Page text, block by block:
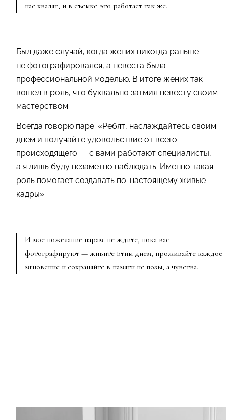
нас хвалят, и в съемке это работает так же.
Был даже случай, когда жених никогда раньше
не фотографировался, а невеста была
профессиональной моделью. В итоге жених так
вошел в роль, что буквально затмил невесту своим
мастерством.
Всегда говорю паре: «Ребят, наслаждайтесь своим
днем и получайте удовольствие от всего
происходящего — с вами работают специалисты,
а я лишь буду незаметно наблюдать. Именно такая
роль помогает создавать по-настоящему живые
кадры».
И мое пожелание парам: не ждите, пока вас
фотографируют — живите этим днем, проживайте каждое
мгновение и сохраняйте в памяти не позы, а чувства.